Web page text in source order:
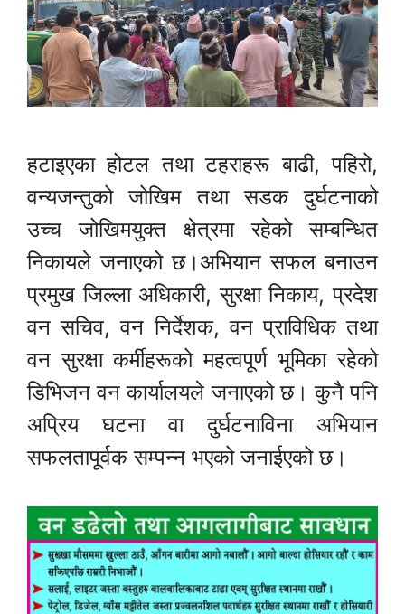
हटाइएका होटल तथा टहराहरू बाढी, पहिरो,
वन्यजन्तुको जोखिम तथा सडक दुर्घटनाको
उच्च जोखिमयुक्त क्षेत्रमा रहेको सम्बन्धित
निकायले जनाएको छ।अभियान सफल बनाउन
प्रमुख जिल्ला अधिकारी, सुरक्षा निकाय, प्रदेश
वन सचिव, वन निर्देशक, वन प्राविधिक तथा
वन सुरक्षा कर्मीहरूको महत्वपूर्ण भूमिका रहेको
डिभिजन वन कार्यालयले जनाएको छ। कुनै पनि
अप्रिय घटना वा दुर्घटनाविना अभियान
सफलतापूर्वक सम्पन्न भएको जनाईएको छ।